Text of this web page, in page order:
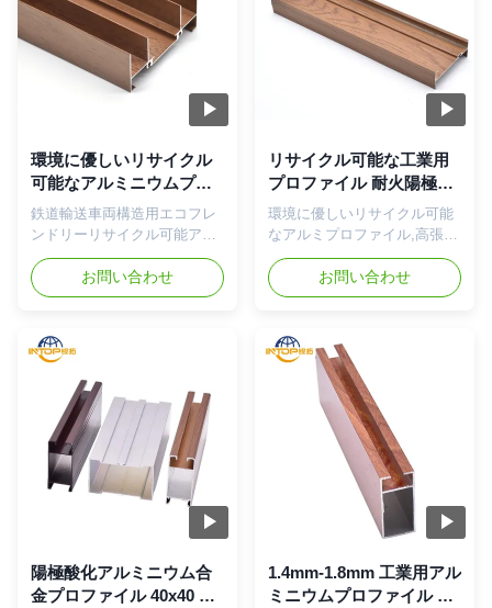
(±0).1mm) と耐磨性のある表
面により優れた性能が得られ
ます 製品概要 環境に優しい
リサイクル可能なアルミプロ
ファイル 鉄道輸送車両構造や
産業用用途のために設計され
備えた 費用対効果の高い国際
標準のアルミニウム材料で製
造互換性のあるアクセサリー
により,ロボット保護装置や鉄
道輸送システムに簡単に組み
立...
設計されています. 製品概要
環境に優しいリサイクル可能
なアルミプロファイル 鉄道輸
送車両構造や産業用用途のた
めに設計された高耐性で優れ
た防火性能を備えた 費用対効
ウム材料で製造互換性のある
アクセサリーにより,ロボット
に簡単に組み立てることがで
きます. 製品仕様 プ...
環境に優しいリサイクル
可能なアルミニウムプロ
ファイル 高い引張強度ア
ルミニウム押出材
鉄道輸送車両構造用エコフレ
ンドリーリサイクル可能アル
ミニウムプロファイル 鉄道輸
送車両構造用高引張強度と耐
火性能を備えたエコフレンド
ウムプロファイル 高引張強度
と優れた耐火性能を備えた、
費用対効果の高い国際標準ア
ルミニウム材料。ロボット保
護エンクロージャおよび鉄道
輸送用途での組み立てを容易
にする互換性のあるアクセサ
リで設計されています。 製品
仕様 プロファイルモデル 説
明 厚さ（mm） 重量（kg/m）
（mm） 合金の温度 表面処理
数量（個） CBM/BUNDLE
お問い合わせ
リサイクル可能な工業用
プロファイル 耐火陽極酸
化アルミニウムプロファ
イル
環境に優しいリサイクル可能
なアルミプロファイル,高張力
強さと火災防止性能 リサイク
ル可能な産業用プロファイル
鉄道輸送車両の火災防止構造
ロファイル 窓,ドア,建物向け
に設計されています厳密な切
断能力と耐腐蝕性のあるアノ
イド化表面処理により,厳しい
環境での耐久性と性能が向上
します. 製品仕様 プロファイ
ルのモデル 記述 厚さ (mm) 体
重 (kg/m) 長さ (mm) 容量
(mm) 合金熱度 表面処理 量
(pcs) CBM/BUNDLE
いて xx トラック 1.4 ~ 182.0
~ 222.0 ~ 30 図面に...
お問い合わせ
陽極酸化アルミニウム合
金プロファイル 40x40 カ
1.4mm-1.8mm 工業用アル
ミニウムプロファイル ア